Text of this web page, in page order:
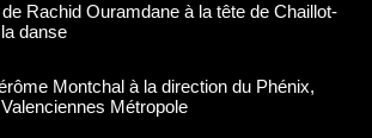
Montchal à la direction du Phénix,
Métropole
Ducorps et Mikaël Serre à la direction
- Centre Dramatique National Grand